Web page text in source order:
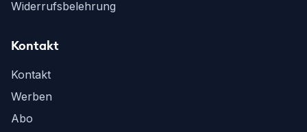
Widerrufsbelehrung
Kontakt
Kontakt
Werben
Abo